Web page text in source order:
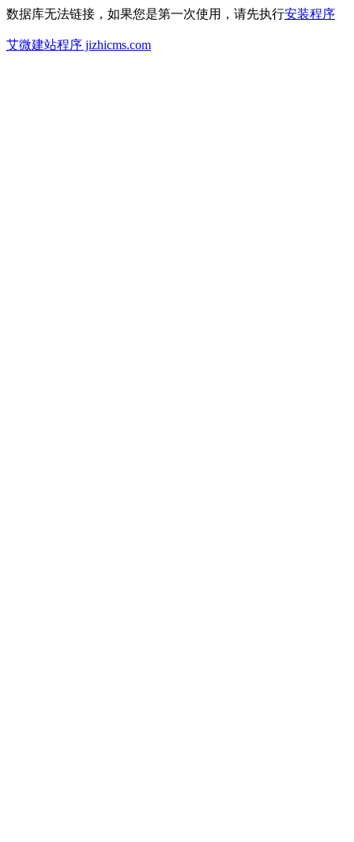
数据库无法链接，如果您是第一次使用，请先执行安装程序
艾微建站程序 jizhicms.com